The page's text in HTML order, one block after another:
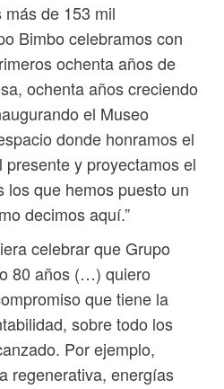
más de 153 mil
Bimbo celebramos con
ochenta años de
ochenta años creciendo
el Museo
donde honramos el
y proyectamos el
los que hemos puesto un
decimos aquí.”
celebrar que Grupo
80 años (…) quiero
que tiene la
sobre todo los
Por ejemplo,
regenerativa, energías